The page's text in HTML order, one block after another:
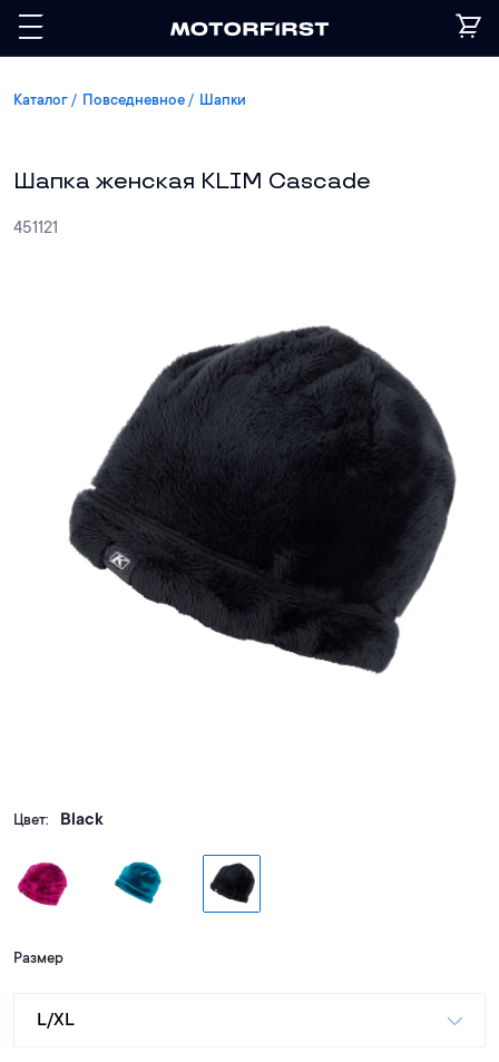
Каталог Повседневное Шапки
Шапка женская KLIM Cascade
451121
Цвет: Black
Размер
L/XL